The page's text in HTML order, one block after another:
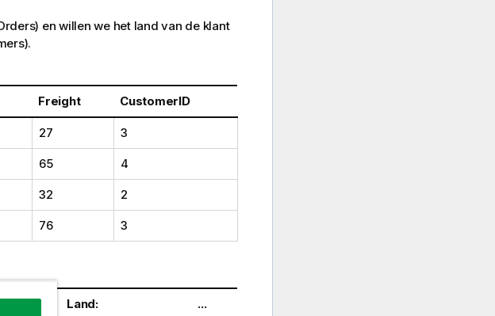
) en willen we het land van de klant
).
Freight CustomerID
27 3
65 4
32 2
76 3
Land: ...